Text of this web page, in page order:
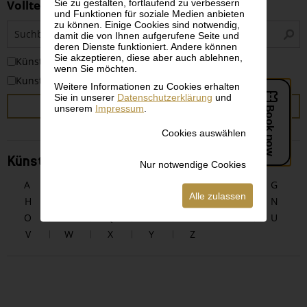
und Funktionen für soziale Medien anbieten
zu können. Einige Cookies sind notwendig,
damit die von Ihnen aufgerufene Seite und
deren Dienste funktioniert. Andere können
Sie akzeptieren, diese aber auch ablehnen,
wenn Sie möchten.
Weitere Informationen zu Cookies erhalten
Sie in unserer Datenschutzerklärung und
unserem Impressum
Cookies auswählen
Nur notwendige Cookies
Alle zulassen
Volltextsuche
KünstlerInnen
Kunstwerke
SUCHEN
KünstlerInnen alphabetisch
A E F
G
H
L M
N
O
U
V
W X Y Z